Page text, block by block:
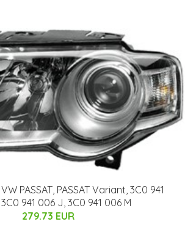
PASSAT, PASSAT Variant, 3C0 941
941 006 J, 3C0 941 006 M
279.73 EUR